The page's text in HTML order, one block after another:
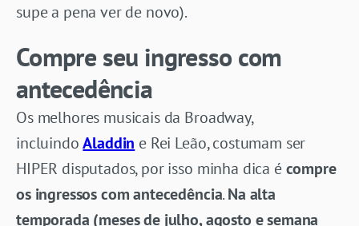
supe a pena ver de novo).
Compre seu ingresso com
antecedência
Os melhores musicais da Broadway,
incluindoAladdin e Rei Leão, costumam ser
HIPER disputados, por isso minha dica écompre
os ingressos com antecedência.Na alta
temporada (meses de julho, agosto e semana